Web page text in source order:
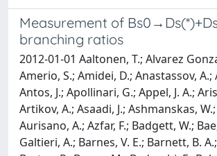
Measurement of
branching ratios
2012-01-01 Aaltonen, T.; Alvarez
Amerio, S.; Amidei, D.; Anastassov, A.;
Antos, J.; Apollinari, G.; Appel, J. A.;
Artikov, A.; Asaadi, J.; Ashmanskas,
Aurisano, A.; Azfar, F.; Badgett, W.;
Galtieri, A.; Barnes, V. E.; Barnett, B.